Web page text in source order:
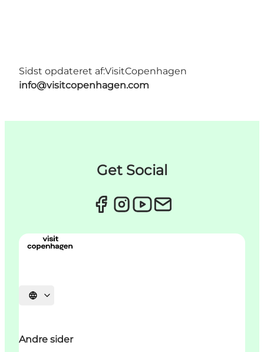
Sidst opdateret af:VisitCopenhagen
info@visitcopenhagen.com
Get Social
Vælg sprog
Andre sider